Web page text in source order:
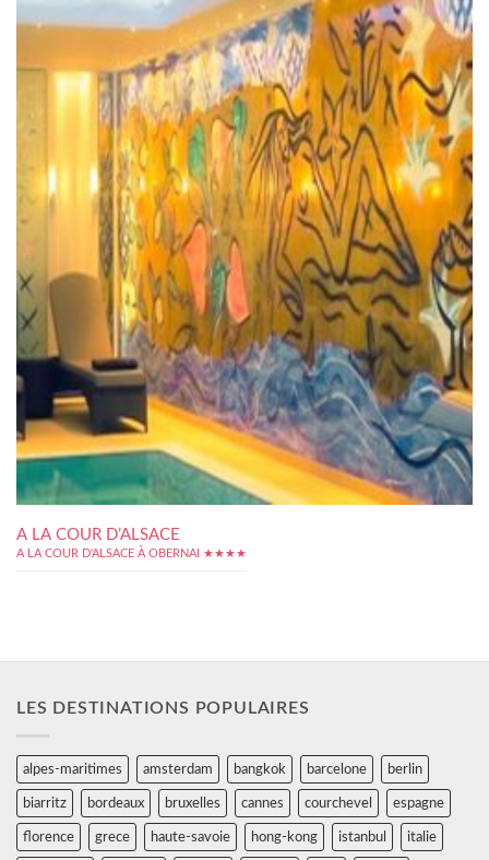
A LA COUR D’ALSACE
A LA COUR D'ALSACE À OBERNAI ★★★★
LES DESTINATIONS POPULAIRES
alpes-maritimes amsterdam bangkok barcelone berlin
biarritz bordeaux bruxelles cannes courchevel espagne
florence grece haute-savoie hong-kong istanbul italie